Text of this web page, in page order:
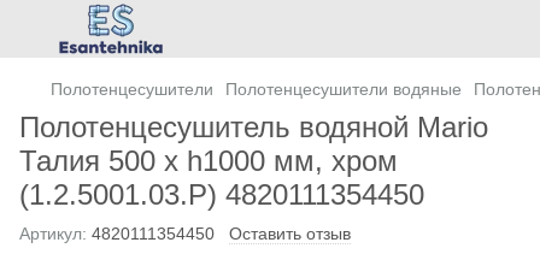
Полотенцесушители Полотенцесушители водяные
Полотенцесушитель водяной Mario
Талия 500 х h1000 мм, хром
(1.2.5001.03.Р) 4820111354450
Артикул: 4820111354450 Оставить отзыв